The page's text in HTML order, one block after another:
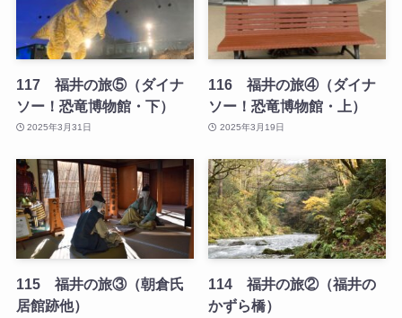
117 福井の旅⑤（ダイナ
ソー！恐竜博物館・下）
2025年3月31日
116 福井の旅④（ダイナ
ソー！恐竜博物館・上）
2025年3月19日
115 福井の旅③（朝倉氏
居館跡他）
114 福井の旅②（福井の
かずら橋）